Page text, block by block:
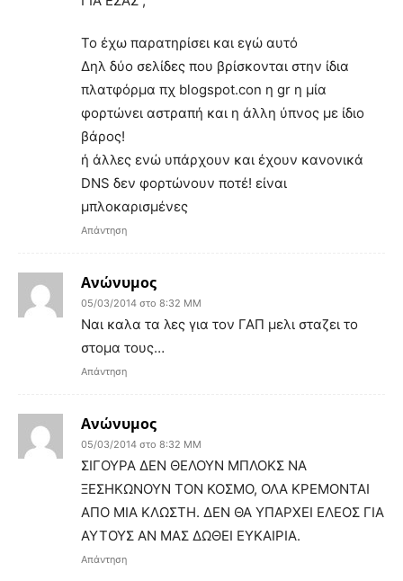
Το έχω παρατηρίσει και εγώ αυτό
Δηλ δύο σελίδες που βρίσκονται στην ίδια
πλατφόρμα πχ blogspot.con η gr η μία
φορτώνει αστραπή και η άλλη ύπνος με ίδιο
βάρος!
ή άλλες ενώ υπάρχουν και έχουν κανονικά
DNS δεν φορτώνουν ποτέ! είναι
μπλοκαρισμένες
Απάντηση
Ανώνυμος
05/03/2014 στο 8:32 ΜΜ
Ναι καλα τα λες για τον ΓΑΠ μελι σταζει το
στομα τους…
Απάντηση
Ανώνυμος
05/03/2014 στο 8:32 ΜΜ
ΣΙΓΟΥΡΑ ΔΕΝ ΘΕΛΟΥΝ ΜΠΛΟΚΣ ΝΑ
ΞΕΣΗΚΩΝΟΥΝ ΤΟΝ ΚΟΣΜΟ, ΟΛΑ ΚΡΕΜΟΝΤΑΙ
ΑΠΟ ΜΙΑ ΚΛΩΣΤΗ. ΔΕΝ ΘΑ ΥΠΑΡΧΕΙ ΕΛΕΟΣ ΓΙΑ
ΑΥΤΟΥΣ ΑΝ ΜΑΣ ΔΩΘΕΙ ΕΥΚΑΙΡΙΑ.
Απάντηση